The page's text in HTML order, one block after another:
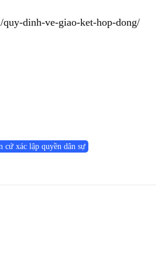
quy-dinh-ve-giao-ket-hop-dong/
cứ xác lập quyền dân sự